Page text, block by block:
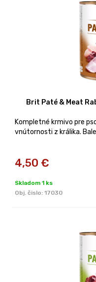
Brit Paté & Meat
Kompletné krmivo pre
vnútornosti z králika.
4,50 €
Skladom 1 ks
Obj. čislo: 17030